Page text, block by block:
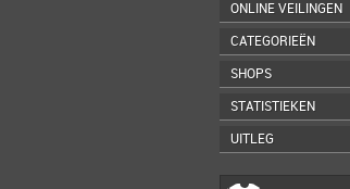
ONLINE VEILINGEN
CATEGORIEËN
SHOPS
STATISTIEKEN
UITLEG